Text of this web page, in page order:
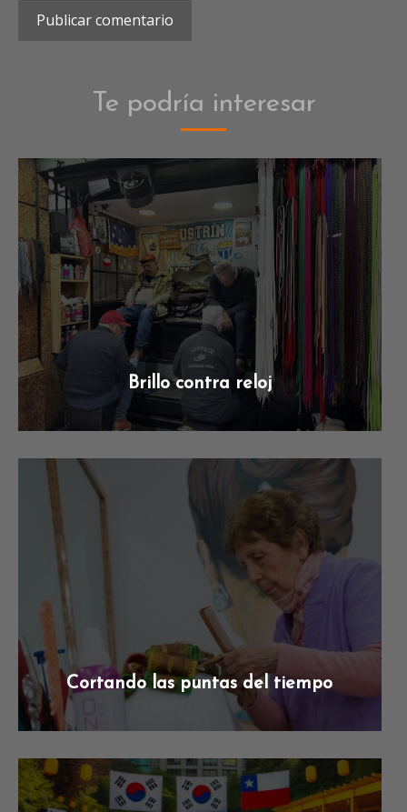
Te podría interesar
Brillo contra reloj
Cortando las puntas del tiempo